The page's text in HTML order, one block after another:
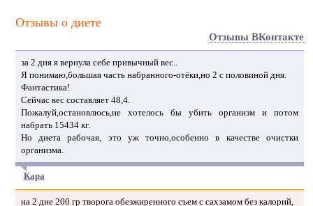
Отзывы о диете
Отзывы ВКонтакте
за 2 дня я вернула себе привычный вес..
Я понимаю,большая часть набранного-отёки,но 2 с половиной дня.
Фантастика!
Сейчас вес составляет 48,4.
Пожалуй,остановлюсь,не хотелось бы убить организм и потом
набрать 15434 кг.
Но диета рабочая, это уж точно,особенно в качестве очистки
организма.
Кара
на 2 дне 200 гр творога обезжиренного съем с сахзамом без калорий,